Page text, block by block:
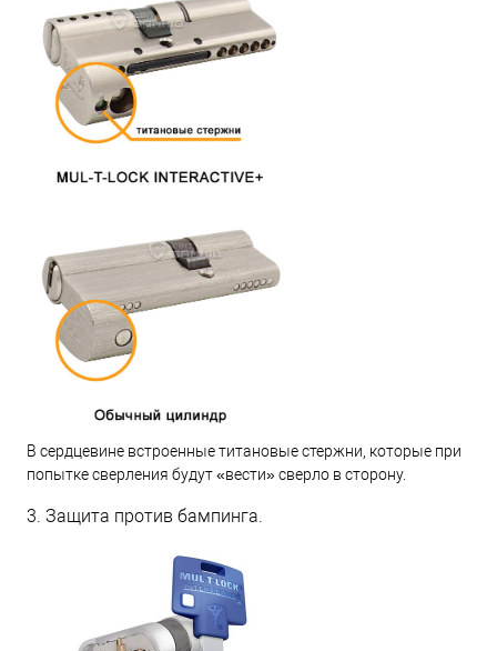
В сердцевине встроенные титановые стержни, которые при
попытке сверления будут «вести» сверло в сторону.
3. Защита против бампинга.